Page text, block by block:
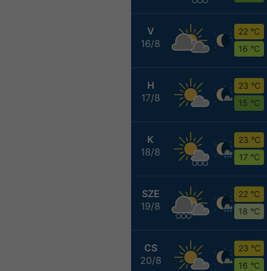
V
16/8
22 °C
16 °C
H
17/8
23 °C
15 °C
K
18/8
23 °C
17 °C
SZE
19/8
22 °C
18 °C
CS
20/8
23 °C
16 °C